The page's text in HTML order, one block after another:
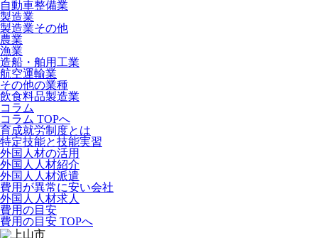
自動車整備業
製造業
製造業その他
農業
漁業
造船・舶用工業
航空運輸業
その他の業種
飲食料品製造業
コラム
コラム TOPへ
育成就労制度とは
特定技能と技能実習
外国人材の活用
外国人人材紹介
外国人人材派遣
費用が異常に安い会社
外国人人材求人
費用の目安
費用の目安 TOPへ